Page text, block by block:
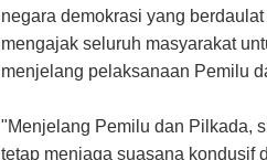
negara demokrasi yang
mengajak seluruh masyarakat
menjelang pelaksanaan Pemilu
"Menjelang Pemilu dan Pilkada,
tetap menjaga suasana kondusif